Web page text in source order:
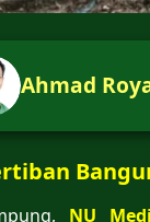
Ahmad
NU